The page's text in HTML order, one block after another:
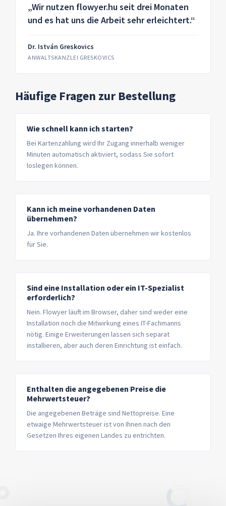
„Wir nutzen flowyer.hu seit drei Monaten
und es hat uns die Arbeit sehr erleichtert.“
Dr. István Greskovics
ANWALTSKANZLEI GRESKOVICS
Häufige Fragen zur Bestellung
Wie schnell kann ich starten?
Bei Kartenzahlung wird Ihr Zugang innerhalb weniger
Minuten automatisch aktiviert, sodass Sie sofort
loslegen können.
Kann ich meine vorhandenen Daten
übernehmen?
Ja. Ihre vorhandenen Daten übernehmen wir kostenlos
für Sie.
Sind eine Installation oder ein IT-Spezialist
erforderlich?
Nein. Flowyer läuft im Browser, daher sind weder eine
Installation noch die Mitwirkung eines IT-Fachmanns
nötig. Einige Erweiterungen lassen sich separat
installieren, aber auch deren Einrichtung ist einfach.
Enthalten die angegebenen Preise die
Mehrwertsteuer?
Die angegebenen Beträge sind Nettopreise. Eine
etwaige Mehrwertsteuer ist von Ihnen nach den
Gesetzen Ihres eigenen Landes zu entrichten.